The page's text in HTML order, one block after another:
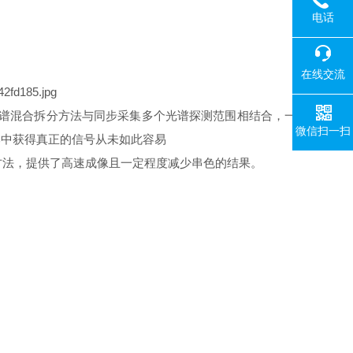
合拆分方法与同步采集多个光谱探测范围相结合，一
获得真正的信号从未如此容易
，提供了高速成像且一定程度减少串色的结果。
电话
在线交流
微信扫一扫